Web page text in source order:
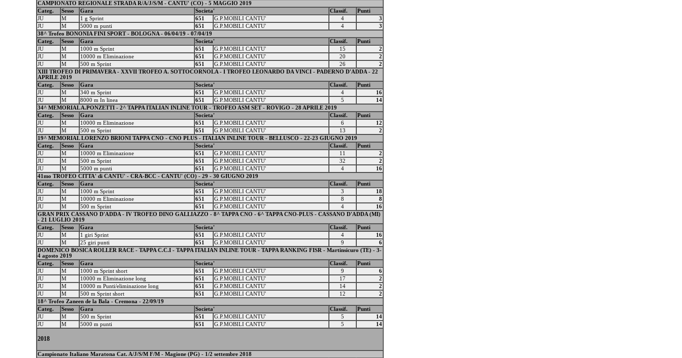
CAMPIONATO REGIONALE STRADA R/A/J/S/M - CANTU' (CO) - 5 MAGGIO 2019
Categ.
Sesso Gara Societa' Classif.
Punti
JU
M 1 g Sprint 651 G.P.MOBILI CANTU' 4
3
JU
M 5000 m punti 651 G.P.MOBILI CANTU' 4
3
38^ Trofeo BONONIA FINI SPORT - BOLOGNA - 06/04/19 - 07/04/19
Categ.
Sesso Gara Societa' Classif.
Punti
JU
M 1000 m Sprint 651 G.P.MOBILI CANTU' 15
2
JU
M 10000 m Eliminazione 651 G.P.MOBILI CANTU' 20
2
JU
M 500 m Sprint 651 G.P.MOBILI CANTU' 26
2
XIII TROFEO DI PRIMAVERA - XXVII TROFEO A. SOTTOCORNOLA - I TROFEO LEONARDO DA VINCI - PADERNO D'ADDA - 22
APRILE 2019
Categ.
Sesso Gara Societa' Classif.
Punti
JU
M 340 m Sprint 651 G.P.MOBILI CANTU' 4
16
JU
M 8000 m In linea 651 G.P.MOBILI CANTU' 5
14
34^ MEMORIAL A.PONZETTI - 2^ TAPPA ITALIAN INLINE TOUR - TROFEO ASM SET - ROVIGO - 28 APRILE 2019
Categ.
Sesso Gara Societa' Classif.
Punti
JU
M 10000 m Eliminazione 651 G.P.MOBILI CANTU' 6
12
JU
M 500 m Sprint 651 G.P.MOBILI CANTU' 13
2
19^ MEMORIAL LORENZO BRIONI TAPPA CNO - CNO PLUS - ITALIAN INLINE TOUR - BELLUSCO - 22-23 GIUGNO 2019
Categ.
Sesso Gara Societa' Classif.
Punti
JU
M 10000 m Eliminazione 651 G.P.MOBILI CANTU' 11
2
JU
M 500 m Sprint 651 G.P.MOBILI CANTU' 32
2
JU
M 5000 m punti 651 G.P.MOBILI CANTU' 4
16
41mo TROFEO CITTA' di CANTU' - CRA-BCC - CANTU' (CO) - 29 - 30 GIUGNO 2019
Categ.
Sesso Gara Societa' Classif.
Punti
JU
M 1000 m Sprint 651 G.P.MOBILI CANTU' 3
18
JU
M 10000 m Eliminazione 651 G.P.MOBILI CANTU' 8
8
JU
M 500 m Sprint 651 G.P.MOBILI CANTU' 4
16
GRAN PRIX CASSANO D'ADDA - IV TROFEO DINO GALLIAZZO - 8^ TAPPA CNO - 6^ TAPPA CNO-PLUS - CASSANO D'ADDA (MI)
- 21 LUGLIO 2019
Categ.
Sesso Gara Societa' Classif.
Punti
JU
M 1 giri Sprint 651 G.P.MOBILI CANTU' 4
16
JU
M 25 giri punti 651 G.P.MOBILI CANTU' 9
6
DOMENICO BOSICA ROLLER RACE - TAPPA C.C.I - TAPPA ITALIAN INLINE TOUR - TAPPA RANKING FISR - Martinsicuro (TE) - 3-
4 agosto 2019
Categ.
Sesso Gara Societa' Classif.
Punti
JU
M 1000 m Sprint short 651 G.P.MOBILI CANTU' 9
6
JU
M 10000 m Eliminazione long 651 G.P.MOBILI CANTU' 17
2
JU
M 10000 m Punti/eliminazione long 651 G.P.MOBILI CANTU' 14
2
JU
M 500 m Sprint short 651 G.P.MOBILI CANTU' 12
2
18^ Trofeo Zaneen de la Bala - Cremona - 22/09/19
Categ.
Sesso Gara Societa' Classif.
Punti
JU
M 500 m Sprint 651 G.P.MOBILI CANTU' 5
14
JU
M 5000 m punti 651 G.P.MOBILI CANTU' 5 14
2018
Campionato Italiano Maratona Cat. A/J/S/M F/M - Magione (PG) - 1/2 settembre 2018